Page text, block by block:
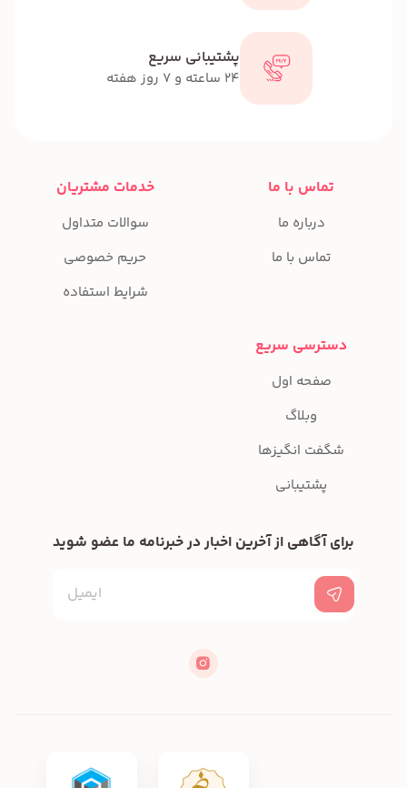
پشتیبانی سریع
24 ساعته و 7 روز هفته
تماس با ما
درباره ما
تماس با ما
خدمات مشتریان
سوالات متداول
حریم خصوصی
شرایط استفاده
دسترسی سریع
صفحه اول
وبلاگ
شگفت انگیزها
پشتیبانی
برای آگاهی از آخرین اخبار در خبرنامه ما عضو شوید